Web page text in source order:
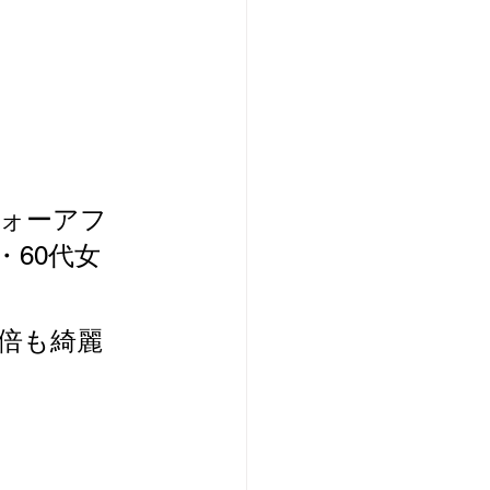
ーアフ
60代女
も綺麗